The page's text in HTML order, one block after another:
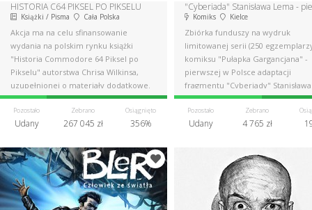
HISTORIA C64 PIKSEL PO PIKSELU
Książki / Pisma Cała Polska
Akcja ma na celu sfinansowanie
wydania na polskim rynku książki
"Historia Commodore 64 Piksel po
Pikselu" autorstwa Chrisa Wilkinsa,
uzupełnionej o materiały dodatkowe.
Pozostało
Udany
Zebrano
267 045 zł
Osiągnięto
356%
Komiks Kielce
Zbiórka funduszy na wydruk
limitowanej serii (250
komiksu "Pułapka Gargancjana" -
pierwszej w Polsce adaptacji
fragmentu "Cyberiady" Stanisława
Lema.
Pozostało
Udany
Zebrano
4 765 zł